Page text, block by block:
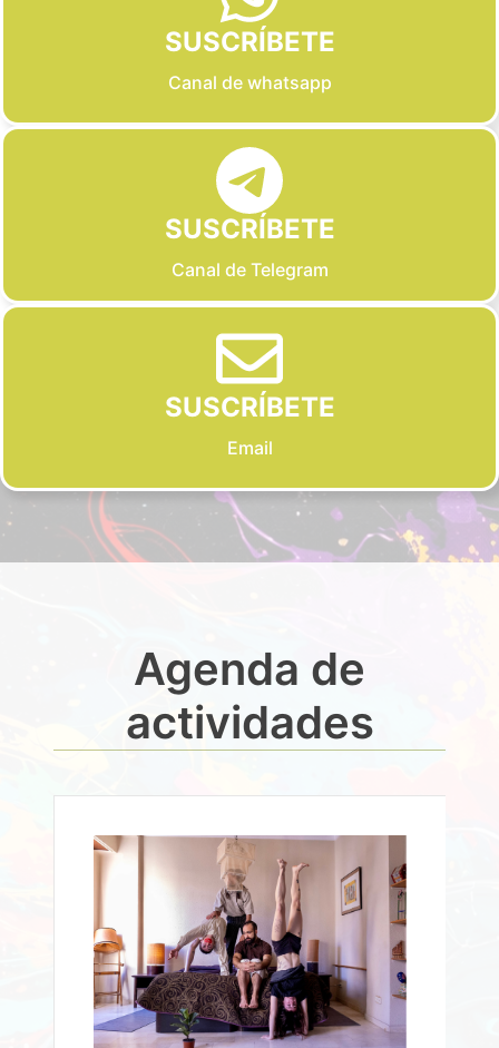
SUSCRÍBETE
Canal de whatsapp
SUSCRÍBETE
Canal de Telegram
SUSCRÍBETE
Email
Agenda de
actividades